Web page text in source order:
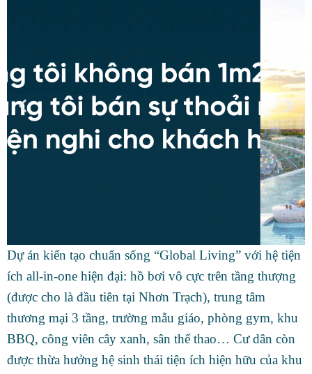
Dự án kiến tạo chuẩn sống “Global Living” với hệ tiện
ích all-in-one hiện đại: hồ bơi vô cực trên tầng thượng
(được cho là đầu tiên tại Nhơn Trạch), trung tâm
thương mại 3 tầng, trường mẫu giáo, phòng gym, khu
BBQ, công viên cây xanh, sân thể thao… Cư dân còn
được thừa hưởng hệ sinh thái tiện ích hiện hữu của khu